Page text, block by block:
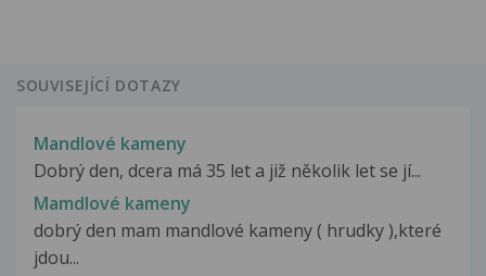
SOUVISEJÍCÍ DOTAZY
Mandlové kameny
Dobrý den, dcera má 35 let a již několik let se jí...
Mamdlové kameny
dobrý den mam mandlové kameny ( hrudky ),které
jdou...